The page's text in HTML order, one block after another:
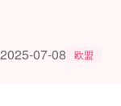
2025-07-08 欧盟